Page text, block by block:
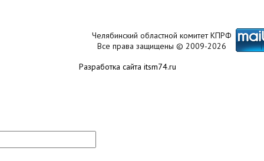
Челябинский областной комитет КПРФ
Все права защищены © 2009-2026
Разработка сайта itsm74.ru